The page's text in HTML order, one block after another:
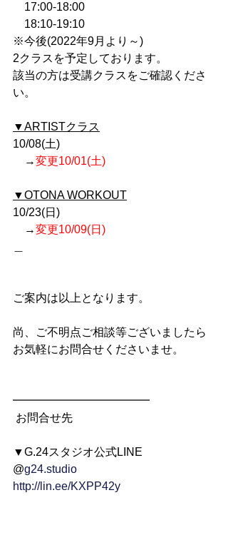
17:00-18:00
18:10-19:10
※今後(2022年9月より～)
2クラスを予定しております。
該当の方は受講クラスをご確認くださ
い。
▼ARTISTクラス
10/08(土)
→変更10/01(土)
▼OTONA WORKOUT
10/23(日)
→変更10/09(日)
ご案内は以上となります。
尚、ご不明点ご相談等ございましたら
お気軽にお問合せくださいませ。
━━━━━━━━━━━━
お問合せ先
▼G.24スタジオ公式LINE
@g24.studio
http://lin.ee/KXPP42y